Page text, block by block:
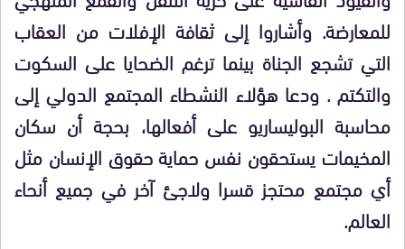
للمعارضة. وأشاروا إلى ثقافة الإفلات من العقاب
التي تشجع الجناة بينما ترغم الضحايا على السكوت
والتكتم . ودعا هؤلاء النشطاء المجتمع الدولي إلى
محاسبة البوليساريو على أفعالها، بحجة أن سكان
المخيمات يستحقون نفس حماية حقوق الإنسان مثل
أي مجتمع محتجز قسرا ولاجئ آخر في جميع أنحاء
العالم.